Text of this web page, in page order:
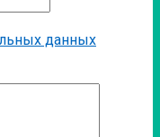
данных